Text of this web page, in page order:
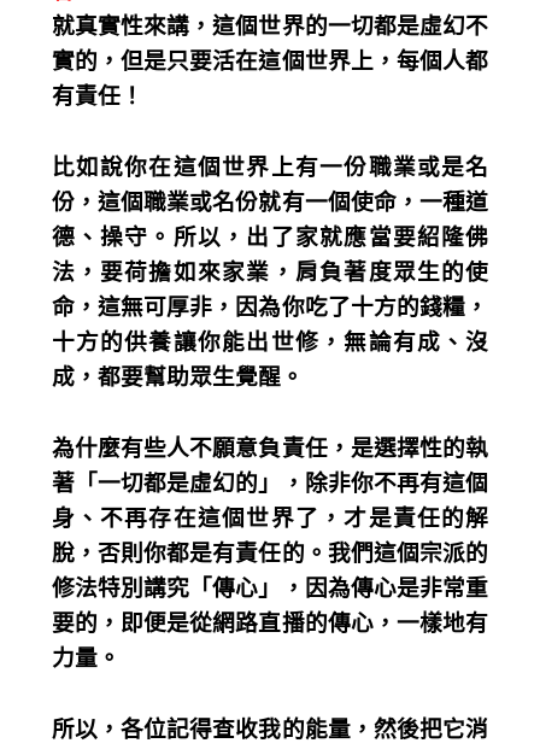
就真實性來講，這個世界的一切都是虛幻不
實的，但是只要活在這個世界上，每個人都
有責任！
比如說你在這個世界上有一份職業或是名
份，這個職業或名份就有一個使命，一種道
德、操守。所以，出了家就應當要紹隆佛
法，要荷擔如來家業，肩負著度眾生的使
命，這無可厚非，因為你吃了十方的錢糧，
十方的供養讓你能出世修，無論有成、沒
成，都要幫助眾生覺醒。
為什麼有些人不願意負責任，是選擇性的執
著「一切都是虛幻的」，除非你不再有這個
身、不再存在這個世界了，才是責任的解
脫，否則你都是有責任的。我們這個宗派的
修法特別講究「傳心」，因為傳心是非常重
要的，即便是從網路直播的傳心，一樣地有
力量。
所以，各位記得查收我的能量，然後把它消